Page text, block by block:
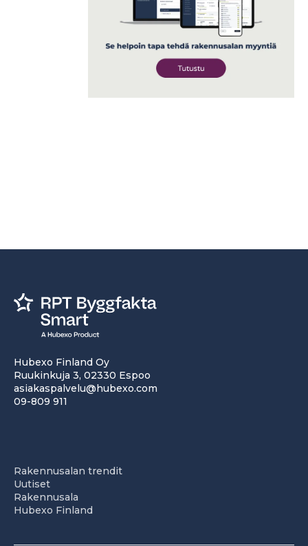
Hubexo Finland Oy
Ruukinkuja 3, 02330 Espoo
asiakaspalvelu@hubexo.com
09-809 911
Rakennusalan trendit
Uutiset
Rakennusala
Hubexo Finland